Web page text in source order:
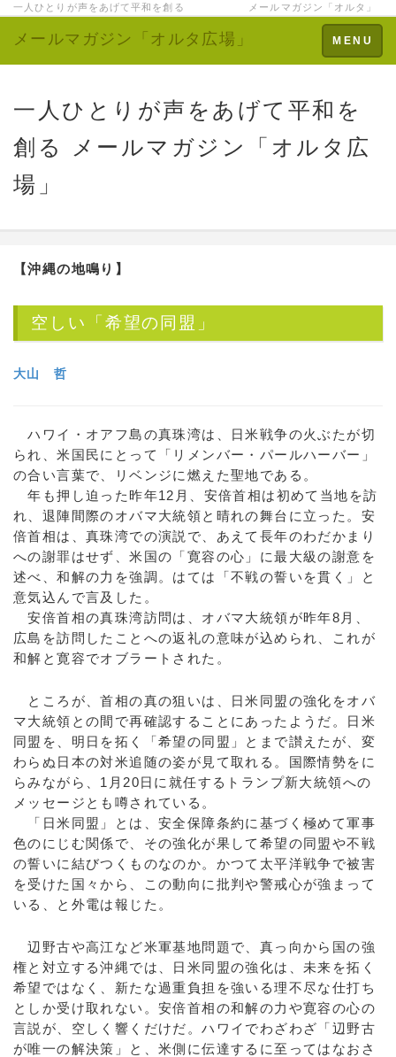
一人ひとりが声をあげて平和を創る メールマガジン「オルタ」
Toggle
navigation
MENU
メールマガジン「オルタ広場」
一人ひとりが声をあげて平和を
創る メールマガジン「オルタ広
場」
【沖縄の地鳴り】
空しい「希望の同盟」
大山 哲
ハワイ・オアフ島の真珠湾は、日米戦争の火ぶたが切
られ、米国民にとって「リメンバー・パールハーバー」
の合い言葉で、リベンジに燃えた聖地である。
年も押し迫った昨年12月、安倍首相は初めて当地を訪
れ、退陣間際のオバマ大統領と晴れの舞台に立った。安
倍首相は、真珠湾での演説で、あえて長年のわだかまり
への謝罪はせず、米国の「寛容の心」に最大級の謝意を
述べ、和解の力を強調。はては「不戦の誓いを貫く」と
意気込んで言及した。
安倍首相の真珠湾訪問は、オバマ大統領が昨年8月、
広島を訪問したことへの返礼の意味が込められ、これが
和解と寛容でオブラートされた。
ところが、首相の真の狙いは、日米同盟の強化をオバ
マ大統領との間で再確認することにあったようだ。日米
同盟を、明日を拓く「希望の同盟」とまで讃えたが、変
わらぬ日本の対米追随の姿が見て取れる。国際情勢をに
らみながら、1月20日に就任するトランプ新大統領への
メッセージとも噂されている。
「日米同盟」とは、安全保障条約に基づく極めて軍事
色のにじむ関係で、その強化が果して希望の同盟や不戦
の誓いに結びつくものなのか。かつて太平洋戦争で被害
を受けた国々から、この動向に批判や警戒心が強まって
いる、と外電は報じた。
辺野古や高江など米軍基地問題で、真っ向から国の強
権と対立する沖縄では、日米同盟の強化は、未来を拓く
希望ではなく、新たな過重負担を強いる理不尽な仕打ち
としか受け取れない。安倍首相の和解の力や寛容の心の
言説が、空しく響くだけだ。ハワイでわざわざ「辺野古
が唯一の解決策」と、米側に伝達するに至ってはなおさ